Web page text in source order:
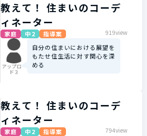
教えて！ 住まいのコーデ
ィネーター
家庭 中2 指導案 919view
アップロー
ド３
自分の住まいにおける展望を
もたせ住生活に対す関心を深
める
教えて！ 住まいのコーデ
ィネーター
家庭 中2 指導案 794view